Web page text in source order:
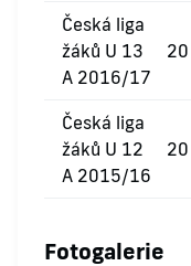
Česká liga
žáků U 13
A 2016/17
20
Česká liga
žáků U 12
A 2015/16
20
Fotogalerie